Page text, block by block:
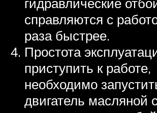
справляются с
раза быстрее.
Простота
приступить к работе,
необходимо
двигатель масляной